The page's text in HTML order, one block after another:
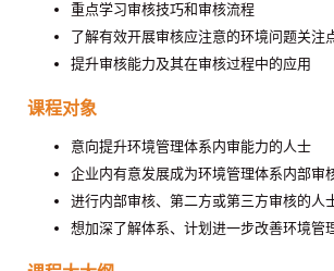
重点学习审核技巧和审核流程
了解有效开展审核应注意的环境问题关注
提升审核能力及其在审核过程中的应用
课程对象
意向提升环境管理体系内审能力的人士
企业内有意发展成为环境管理体系内部审
进行内部审核、第二方或第三方审核的人
想加深了解体系、计划进一步改善环境管